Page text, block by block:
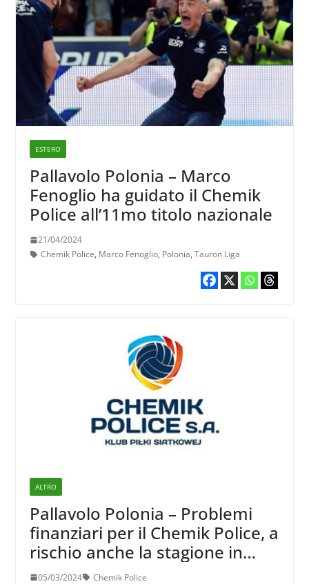
ESTERO
Pallavolo Polonia – Marco
Fenoglio ha guidato il Chemik
Police all’11mo titolo nazionale
21/04/2024
Chemik Police, Marco Fenoglio, Polonia, Tauron Liga
ALTRO
Pallavolo Polonia – Problemi
finanziari per il Chemik Police, a
rischio anche la stagione in
corso
05/03/2024 Chemik Police